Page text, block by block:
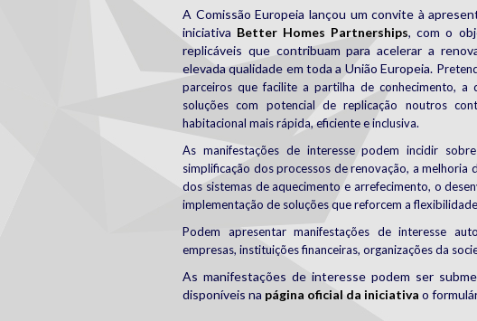
A Comissão Europeia lançou um convite à
iniciativa Better Homes Partnerships, com o
replicáveis que contribuam para acelerar a
elevada qualidade em toda a União Europeia. P
parceiros que facilite a partilha de conhecimento,
soluções com potencial de replicação noutros
habitacional mais rápida, eficiente e inclusiva.
As manifestações de interesse podem incidir
simplificação dos processos de renovação, a melhoria
dos sistemas de aquecimento e arrefecimento, o
implementação de soluções que reforcem a
Podem apresentar manifestações de interesse
empresas, instituições financeiras, organizações da
As manifestações de interesse podem ser
disponíveis na página oficial da iniciativa o